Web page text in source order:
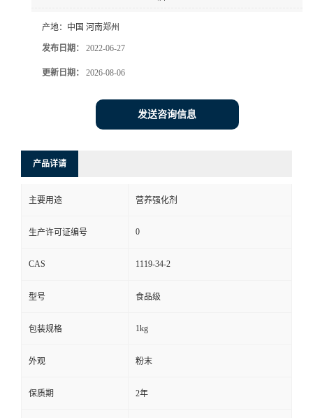
产地： 中国 河南郑州
发布日期： 2022-06-27
更新日期： 2026-08-06
发送咨询信息
产品详请
主要用途 营养强化剂
生产许可证编号 0
CAS 1119-34-2
型号 食品级
包装规格 1kg
外观 粉末
保质期 2年